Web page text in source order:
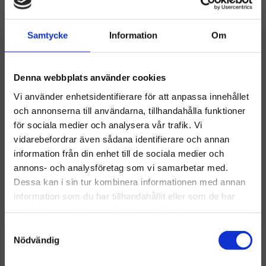
Samtycke Information Om
Denna webbplats använder cookies
Vi använder enhetsidentifierare för att anpassa innehållet
och annonserna till användarna, tillhandahålla funktioner
för sociala medier och analysera vår trafik. Vi
vidarebefordrar även sådana identifierare och annan
information från din enhet till de sociala medier och
annons- och analysföretag som vi samarbetar med.
Dessa kan i sin tur kombinera informationen med annan
information som du har tillhandahållit eller som de har
Nödvändig
trasor och dukar som effektivt torkar upp spill och rengör
ytor utan att lämna ränder.
Skurborstar och svampar: Kraftfulla och slitstarka borstar
och svampar som hjälper dig att skrubba bort envis smuts
och återvunna material som är skonsamma mot miljön.
Utforska vårt sortiment och hitta de städredskap som bäst
uppfyller dina behov för att hålla ditt hem eller arbetsplats
skinande rent och välvårdat.
Välkommen till hygieneleeds.se
Vill du handla som företag eller privatperson?
FÖRETAG